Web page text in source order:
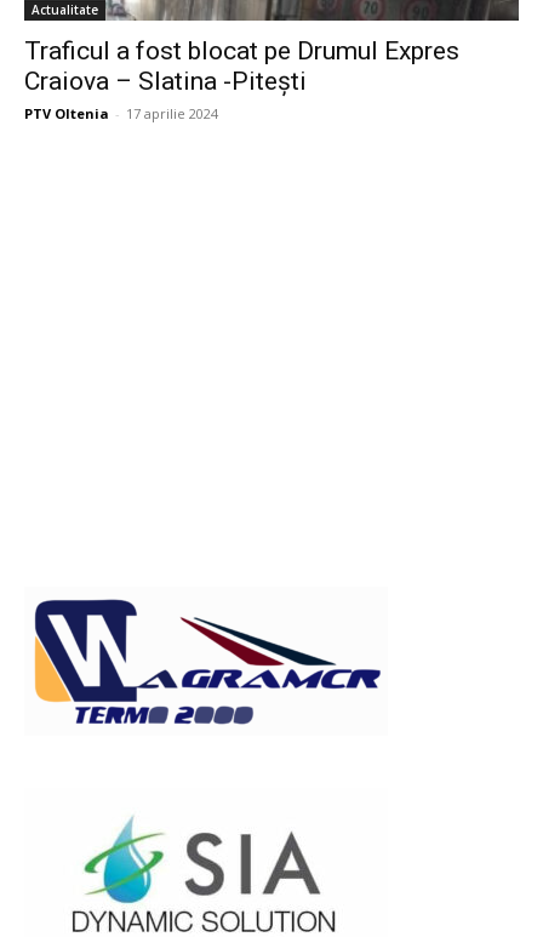
Actualitate
Traficul a fost blocat pe Drumul Expres
Craiova – Slatina -Pitești
PTV Oltenia - 17 aprilie 2024